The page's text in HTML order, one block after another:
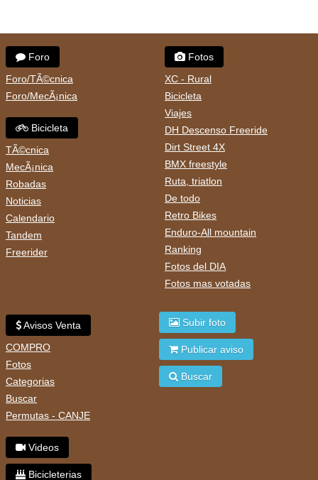
Foro
Foro/TÃ©cnica
Foro/MecÃ¡nica
Bicicleta
TÃ©cnica
MecÃ¡nica
Robadas
Noticias
Calendario
Tandem
Freerider
Fotos
XC - Rural
Bicicleta
Viajes
DH Descenso Freeride
Dirt Street 4X
BMX freestyle
Ruta, triatlon
De todo
Retro Bikes
Enduro-All mountain
Ranking
Fotos del DIA
Fotos mas votadas
Avisos Venta
COMPRO
Fotos
Categorias
Buscar
Permutas - CANJE
Videos
Bicicleterias
Subir foto
Publicar aviso
Buscar